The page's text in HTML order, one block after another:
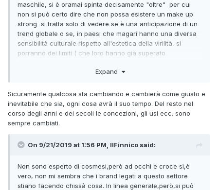
maschile, si è oramai spinta decisamente "oltre" per cui
non si può certo dire che non possa esistere un make up
strong si tratta solo di vedere se è una anticipazione di un
trend globale o se, in paesi che magari hanno una diversa
sensibilità culturale rispetto all'estetica della virilità, si
porranno dei limiti ( che loro hanno già superato
occidentale, che i militari coreani possono truccarsi ma
della leva )
Per ora - se non ho capito male - le nostre multinazionali si
mantengono "prudenti" ( ma è anche ovvio quando si parte
con una linea di produzione )
Il paragone che poni è un po' forzato perchè secondo me
sessuale ( e tutto si può dire tranne che gli orientali non
tengano al giudizio sociale essendo tendenzialmente più
conformisti di noi e credo anche più omofobi )
Expand
Sicuramente qualcosa sta cambiando e cambierà come giusto e
inevitabile che sia, ogni cosa avrà il suo tempo. Del resto nel
corso degli anni e dei secoli le concezioni, gli usi ecc. sono
sempre cambiati.
On 9/21/2019 at 1:56 PM, IlFinnico said:
Non sono esperto di cosmesi,però ad occhi e croce sì,è
vero, non mi sembra che i brand legati a questo settore
stiano facendo chissà cosa. In linea generale,però,si può